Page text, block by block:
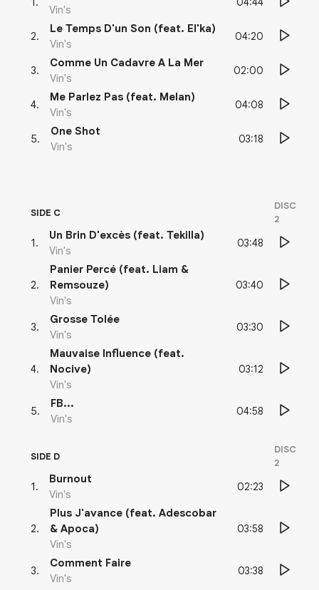
Vin's
2.
Le Temps D'un Son (feat. El'ka)
Vin's
04:20
3.
Comme Un Cadavre A La Mer
Vin's
02:00
4.
Me Parlez Pas (feat. Melan)
Vin's
04:08
5.
One Shot
Vin's
03:18
SIDE C
DISC
2
1 .
Un Brin D'excès (feat. Tekilla)
Vin's
03:48
2.
Panier Percé (feat. Liam &
Remsouze)
Vin's
03:40
3.
Grosse Tolée
Vin's
03:30
4.
Mauvaise Influence (feat.
Nocive)
Vin's
03:12
5.
FB...
Vin's
04:58
SIDE D
DISC
2
1 .
Burnout
Vin's
02:23
2.
Plus J'avance (feat. Adescobar
& Apoca)
Vin's
03:58
3.
Comment Faire
Vin's
03:38